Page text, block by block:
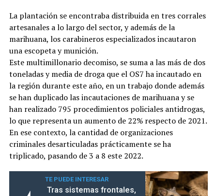
La plantación se encontraba distribuida en tres corrales
artesanales a lo largo del sector, y además de la
marihuana, los carabineros especializados incautaron
una escopeta y munición.
Este multimillonario decomiso, se suma a las más de dos
toneladas y media de droga que el OS7 ha incautado en
la región durante este año, en un trabajo donde además
se han duplicado las incautaciones de marihuana y se
han realizado 795 procedimientos policiales antidrogas,
lo que representa un aumento de 22% respecto de 2021.
En ese contexto, la cantidad de organizaciones
criminales desarticuladas prácticamente se ha
triplicado, pasando de 3 a 8 este 2022.
TE PUEDE INTERESAR
Tras sistemas frontales,